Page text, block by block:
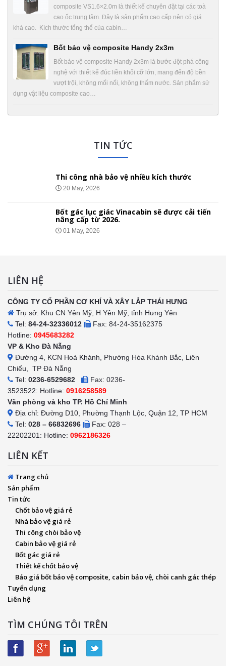
composite VS1.6×2.0m là thiết kế chuyên đặt tại các toà
cao ốc trung tâm. Đây là sản phẩm cao cấp nên có giá
khá cao. Kích thước tổng thể của cabin…
Bốt bảo vệ composite Handy 2x3m
Bốt bảo vệ composite Handy 2x3m là bước đột phá công
nghệ với thiết kế đúc liền khối cỡ lớn, mang đến độ bền
vượt trội, không mối nối, không thấm nước. Sản phẩm sử
dụng vật liệu composite cao…
TIN TỨC
Thi công nhà bảo vệ nhiều kích thước
20 May, 2026
Bốt gác lục giác Vinacabin sẽ được cải tiến
nâng cấp từ 2026.
01 May, 2026
LIÊN HỆ
CÔNG TY CỔ PHẦN CƠ KHÍ VÀ XÂY LẮP THÁI HƯNG
Trụ sở: Khu CN Yên Mỹ, H Yên Mỹ, tỉnh Hưng Yên
Tel: 84-24-32336012
Fax: 84-24-35162375
Hotline: 0945683282
VP & Kho Đà Nẵng
Đường 4, KCN Hoà Khánh, Phường Hòa Khánh Bắc, Liên
Chiểu, TP Đà Nẵng
Tel: 0236-6529682
Fax: 0236-
3523522: Hotline: 0916258589
Văn phòng và kho TP. Hồ Chí Minh
Địa chỉ: Đường D10, Phường Thạnh Lộc, Quận 12, TP HCM
Tel: 028 – 66832696
Fax: 028 –
22202201: Hotline: 0962186326
LIÊN KẾT
Trang chủ
Sản phẩm
Tin tức
Chốt bảo vệ giá rẻ
Nhà bảo vệ giá rẻ
Thi công chòi bảo vệ
Cabin bảo vệ giá rẻ
Bốt gác giá rẻ
Thiết kế chốt bảo vệ
Báo giá bốt bảo vệ composite, cabin bảo vệ, chòi canh gác thép
Tuyển dụng
Liên hệ
TÌM CHÚNG TÔI TRÊN